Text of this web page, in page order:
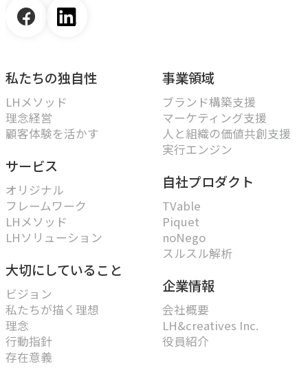
私たちの独自性
LHメソッド
理念経営
顧客体験を活かす
サービス
オリジナル
フレームワーク
LHメソッド
LHソリューション
大切にしていること
ビジョン
私たちが描く理想
理念
行動指針
存在意義
事業領域
ブランド構築支援
マーケティング支援
人と組織の価値共創支援
実行エンジン
自社プロダクト
TVable
Piquet
noNego
スルスル解析
企業情報
会社概要
LH&creatives Inc.
役員紹介